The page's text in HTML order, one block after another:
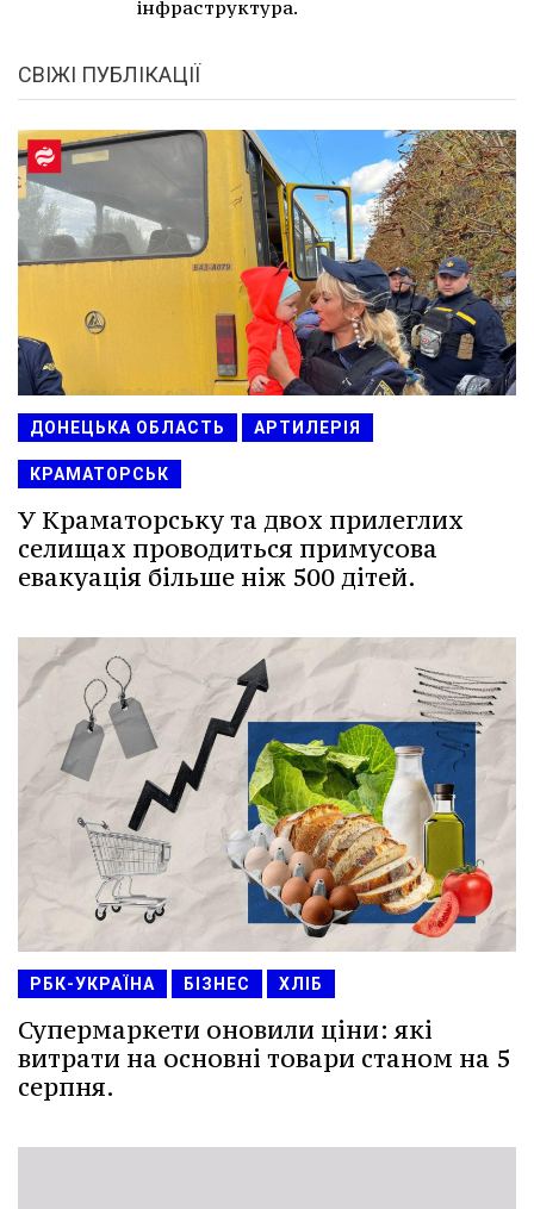
інфраструктура.
СВІЖІ ПУБЛІКАЦІЇ
ДОНЕЦЬКА ОБЛАСТЬ АРТИЛЕРІЯ
КРАМАТОРСЬК
У Краматорську та двох прилеглих
селищах проводиться примусова
евакуація більше ніж 500 дітей.
РБК-УКРАЇНА БІЗНЕС ХЛІБ
Супермаркети оновили ціни: які
витрати на основні товари станом на 5
серпня.